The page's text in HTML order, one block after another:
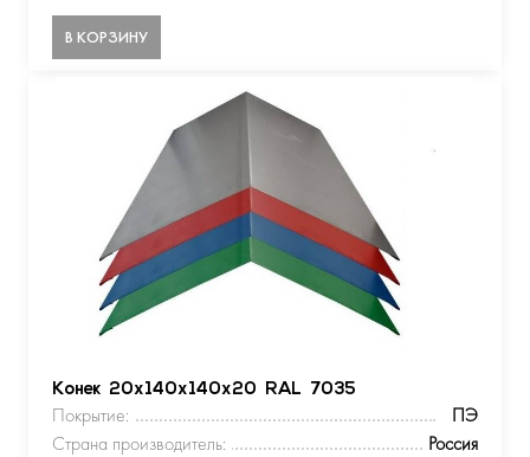
В КОРЗИНУ
Конек 20х140х140х20 RAL 7035
Покрытие:
ПЭ
Страна производитель:
Россия